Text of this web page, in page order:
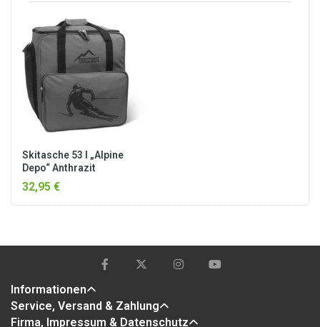
Skitasche 53 l „Alpine
Depo“ Anthrazit
32,95 €
Informationen
Service, Versand & Zahlung
Firma, Impressum & Datenschutz